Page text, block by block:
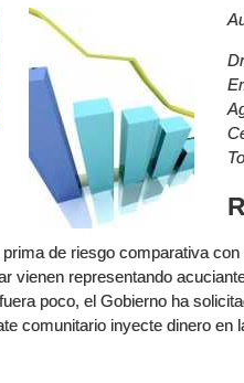
de riesgo comparativa
vienen representando
poco, el Gobierno ha
comunitario inyecte dinero en